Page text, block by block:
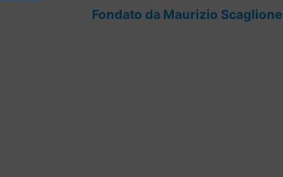
Fondato da Maurizio Scaglione